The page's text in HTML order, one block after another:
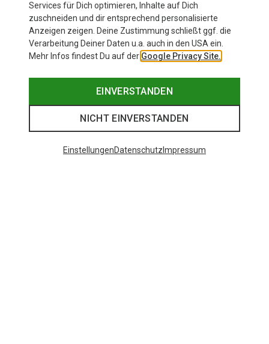
Andere Kunden kauften auch
Services für Dich optimieren, Inhalte auf Dich
zuschneiden und dir entsprechend personalisierte
Anzeigen zeigen. Deine Zustimmung schließt ggf. die
Verarbeitung Deiner Daten u.a. auch in den USA ein.
Mehr Infos findest Du auf der Google Privacy Site.
EINVERSTANDEN
NICHT EINVERSTANDEN
EinstellungenDatenschutz Impressum